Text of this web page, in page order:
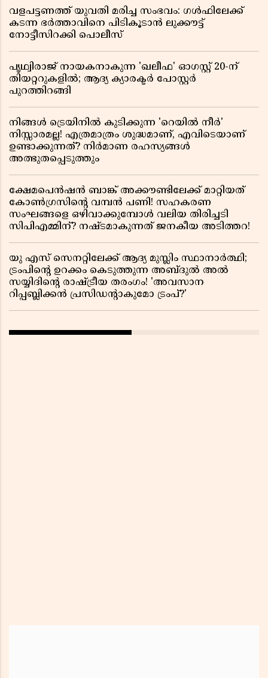
വളപട്ടണത്ത് യുവതി മരിച്ച സംഭവം: ഗൾഫിലേക്ക്
കടന്ന ഭർത്താവിനെ പിടികൂടാൻ ലുക്കൗട്ട്
നോട്ടീസിറക്കി പൊലീസ്
പൃഥ്വിരാജ് നായകനാകുന്ന 'ഖലീഫ' ഓഗസ്റ്റ് 20-ന്
തിയറ്ററുകളിൽ; ആദ്യ ക്യാരക്ടർ പോസ്റ്റർ
പുറത്തിറങ്ങി
നിങ്ങൾ ട്രെയിനിൽ കുടിക്കുന്ന 'റെയിൽ നീർ'
നിസ്സാരമല്ല! എത്രമാത്രം ശുദ്ധമാണ്, എവിടെയാണ്
ഉണ്ടാക്കുന്നത്? നിർമാണ രഹസ്യങ്ങൾ
അത്ഭുതപ്പെടുത്തും
ക്ഷേമപെൻഷൻ ബാങ്ക് അക്കൗണ്ടിലേക്ക് മാറ്റിയത്
കോൺഗ്രസിന്റെ വമ്പൻ പണി! സഹകരണ
സംഘങ്ങളെ ഒഴിവാക്കുമ്പോൾ വലിയ തിരിച്ചടി
സിപിഎമ്മിന്? നഷ്ടമാകുന്നത് ജനകീയ അടിത്തറ!
യു എസ് സെനറ്റിലേക്ക് ആദ്യ മുസ്ലിം സ്ഥാനാർത്ഥി;
ട്രംപിന്റെ ഉറക്കം കെടുത്തുന്ന അബ്ദുൽ അൽ
സയ്യിദിന്റെ രാഷ്ട്രീയ തരംഗം! 'അവസാന
റിപ്പബ്ലിക്കൻ പ്രസിഡന്റാകുമോ ട്രംപ്?'